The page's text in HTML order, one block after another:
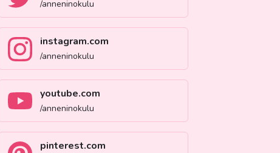
/anneninokulu
instagram.com
/anneninokulu
youtube.com
/anneninokulu
pinterest.com